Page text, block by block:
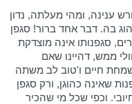
ענינה, ומהי מעלתה, נדון
בה. דבר אחד ברור! סגפן
סגפנותו אינה מוצדקת
ממש, דהיינו שאם
שמחת חיים ו'טוב לב משתה
שאינה כהוגן, ורק סגפן
וכפי שכל מי שהכיר